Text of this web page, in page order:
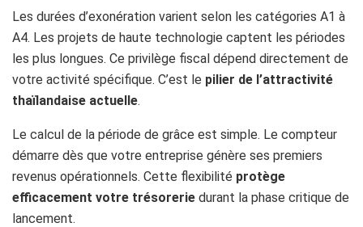
Les durées d’exonération varient selon les catégories A1 à
A4. Les projets de haute technologie captent les périodes
les plus longues. Ce privilège fiscal dépend directement de
votre activité spécifique. C’est le pilier de l’attractivité
thaïlandaise actuelle.
Le calcul de la période de grâce est simple. Le compteur
démarre dès que votre entreprise génère ses premiers
revenus opérationnels. Cette flexibilité protège
efficacement votre trésorerie durant la phase critique de
lancement.